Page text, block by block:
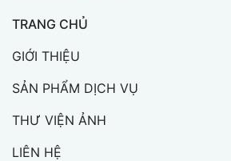
TRANG CHỦ
GIỚI THIỆU
SẢN PHẨM DỊCH VỤ
THƯ VIỆN ẢNH
LIÊN HỆ